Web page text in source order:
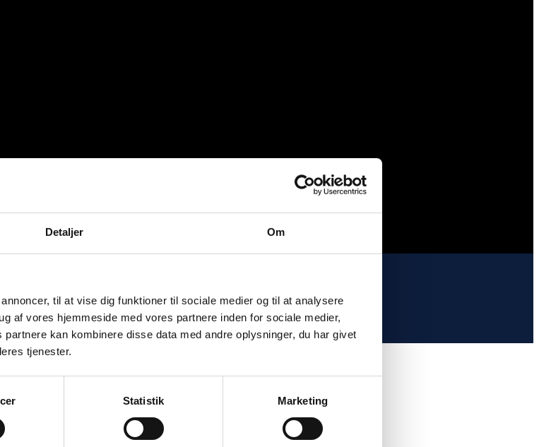
Detaljer Om
til at vise dig funktioner til sociale medier og til at analysere
af vores hjemmeside med vores partnere inden for sociale medier,
kan kombinere disse data med andre oplysninger, du har givet
tjenester.
Statistik Marketing
tid
øjeblikkelig virkning.
nærmere familie i det jyske.